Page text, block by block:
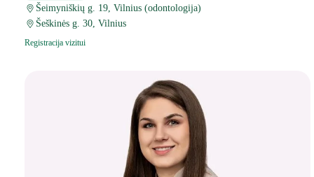
Šeimyniškių g. 19, Vilnius (odontologija)
Šeškinės g. 30, Vilnius
Registracija vizitui